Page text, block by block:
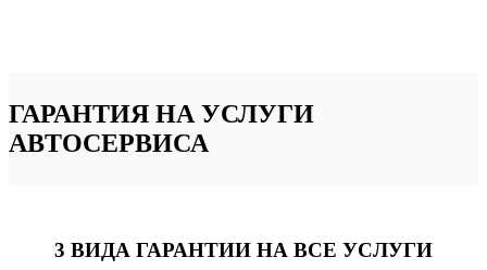
ГАРАНТИЯ НА УСЛУГИ
АВТОСЕРВИСА
3 ВИДА ГАРАНТИИ НА ВСЕ УСЛУГИ